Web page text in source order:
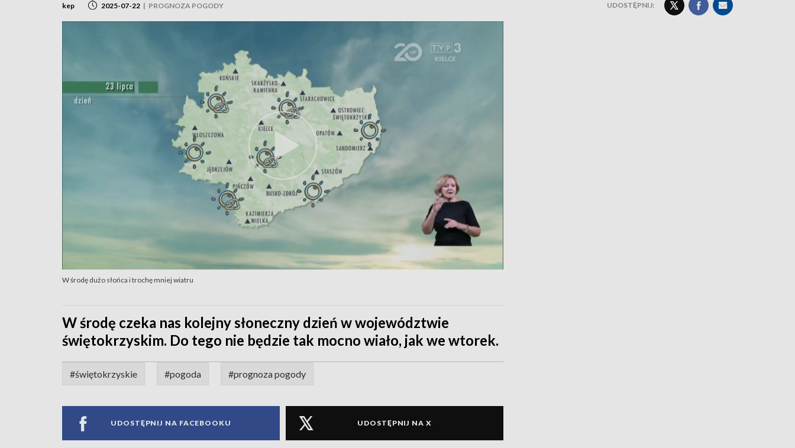
kep 2025-07-22 | PROGNOZA POGODY UDOSTĘPNIJ:
W środę dużo słońca i trochę mniej wiatru
W środę czeka nas kolejny słoneczny dzień w województwie
świętokrzyskim. Do tego nie będzie tak mocno wiało, jak we wtorek.
#świętokrzyskie #pogoda #prognoza pogody
UDOSTĘPNIJ NA FACEBOOKU UDOSTĘPNIJ NA X